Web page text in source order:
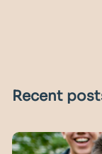
Recent